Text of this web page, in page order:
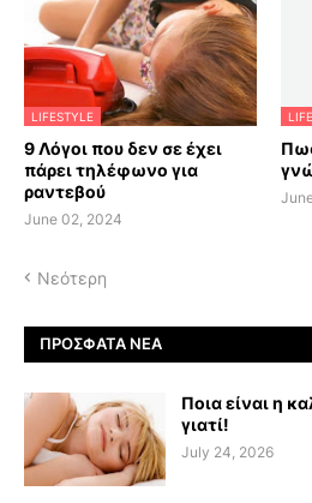
LIFESTYLE
9 Λόγοι που δεν σε έχει
πάρει τηλέφωνο για
ραντεβού
June 02, 2024
Νεότερη
ΠΡΌΣΦΑΤΑ ΝΈΑ
Ποια είναι η
γιατί!
July 24, 2026